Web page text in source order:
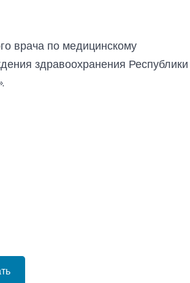
врача по медицинскому
здравоохранения Республики